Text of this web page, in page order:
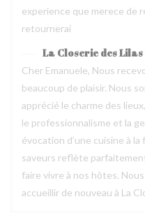
experience que merece de
retournerai
La Closerie des Lilas
Cher Emanuele, Nous
beaucoup de plaisir. Nous
apprécié le charme des
le professionnalisme et la
évocation d’une cuisine à
saveurs reflète
faire vivre à nos hôtes.
accueillir de nouveau à La